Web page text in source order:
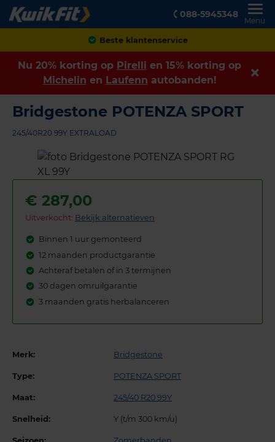
088-5945348
Menu
Achteraf betalen
Nu 20% korting op Pirelli en 15% korting op
Michelin en Laufenn autobanden!
Bridgestone POTENZA SPORT
245/40R20 99Y EXTRALOAD
€ 287,00
Uitverkocht: Bekijk alternatieven
Binnen 1 uur gemonteerd
12 maanden productgarantie
Achteraf betalen of in 3 termijnen
30 dagen omruilgarantie
3 maanden gratis herbalanceren
Merk: Bridgestone
Type: POTENZA SPORT
Maat: 245/40 R20 99Y
Snelheid: Y (t/m 300 km/u)